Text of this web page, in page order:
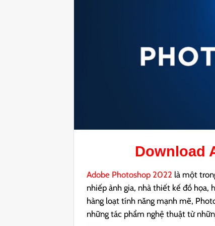
Download
Adobe Photoshop 2022 là một
nhiếp ảnh gia, nhà thiết kế đồ họa,
hàng loạt tính năng mạnh mẽ,
những tác phẩm nghệ thuật từ